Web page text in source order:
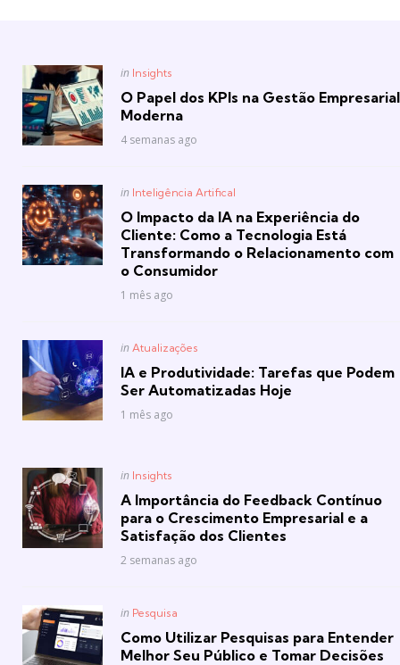
Posted
in Insights
O Papel dos KPIs na Gestão Empresarial
Moderna
4 semanas ago
Posted
in Inteligência Artifical
O Impacto da IA na Experiência do
Cliente: Como a Tecnologia Está
Transformando o Relacionamento com
o Consumidor
1 mês ago
Posted
in Atualizações
IA e Produtividade: Tarefas que Podem
Ser Automatizadas Hoje
1 mês ago
Posted
in Insights
A Importância do Feedback Contínuo
para o Crescimento Empresarial e a
Satisfação dos Clientes
2 semanas ago
Posted
in Pesquisa
Como Utilizar Pesquisas para Entender
Melhor Seu Público e Tomar Decisões